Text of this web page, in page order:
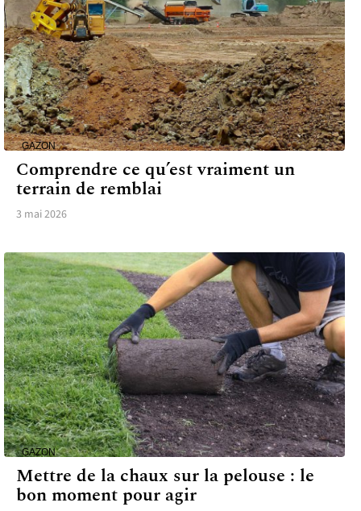
GAZON
Comprendre ce qu’est vraiment un
terrain de remblai
3 mai 2026
GAZON
Mettre de la chaux sur la pelouse : le
bon moment pour agir